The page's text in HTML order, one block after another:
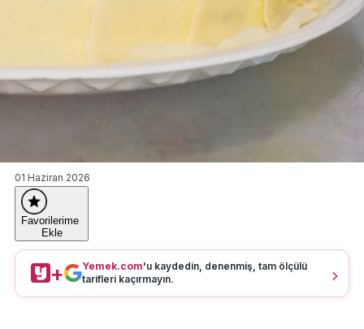
01 Haziran 2026
Favorilerime
Ekle
+ Yemek.com'u kaydedin, denenmiş, tam ölçülü
tarifleri kaçırmayın.